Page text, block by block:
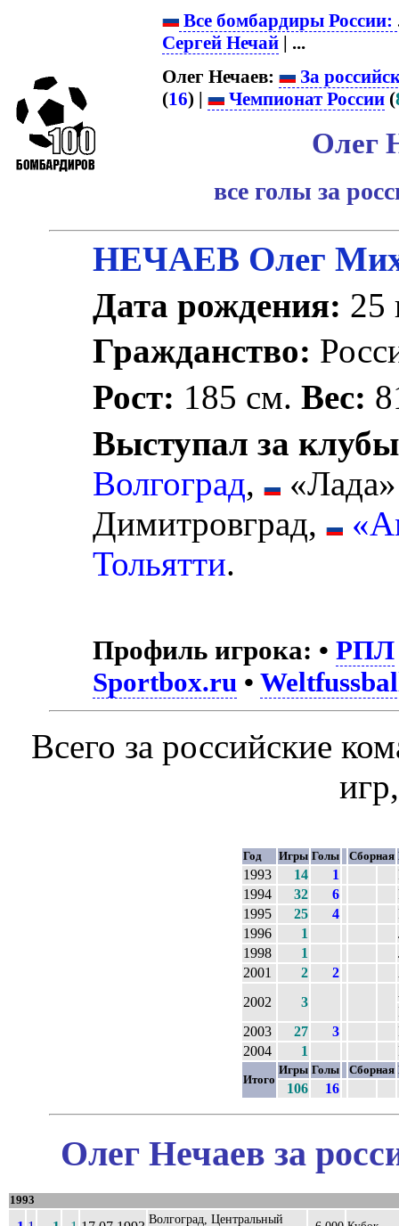
Все бомбардиры России:
Сергей Нечай | ...
Олег Нечаев:
За
(16) | Чемпионат России (
Олег
все голы за
НЕЧАЕВ Олег
Дата рождения: 25
Гражданство:
Рост: 185 см.Вес:
Выступал за
Волгоград,
Димитровград,
Тольятти.
Профиль игрока: •РПЛ
Sportbox.ru •
Всего за российские
Год Игры Голы Сборная
1993 14 1
1994
32 6
1995
25 4
1996
1
1998
1
2001
2 2
2002
3
2003
27 3
2004
1
Итого
Игры Голы Сборная
106 16
Олег Нечаев за
1993
Волгоград, Центральный